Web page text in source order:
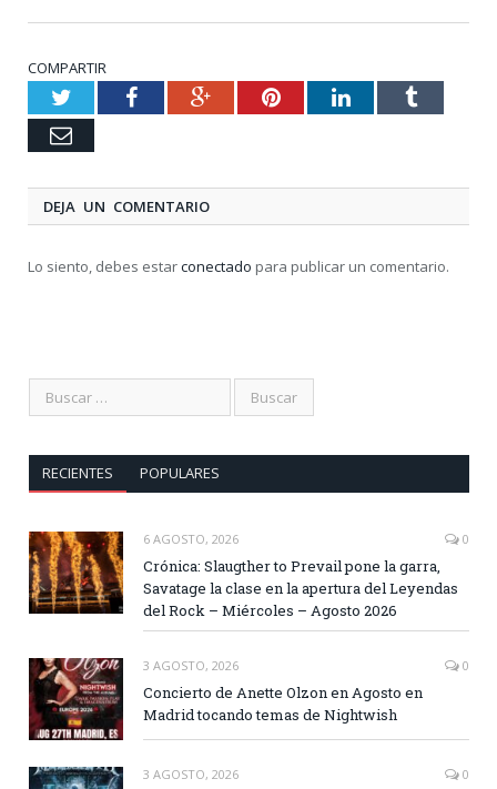
COMPARTIR
TwitterFacebookGoogle+PinterestLinkedInTumblr
Email
DEJA UN COMENTARIO
Lo siento, debes estarconectado para publicar un comentario.
RECIENTES POPULARES
6 AGOSTO, 2026 0
Crónica: Slaugther to Prevail pone la garra,
Savatage la clase en la apertura del Leyendas
del Rock – Miércoles – Agosto 2026
3 AGOSTO, 2026 0
Concierto de Anette Olzon en Agosto en
Madrid tocando temas de Nightwish
3 AGOSTO, 2026 0